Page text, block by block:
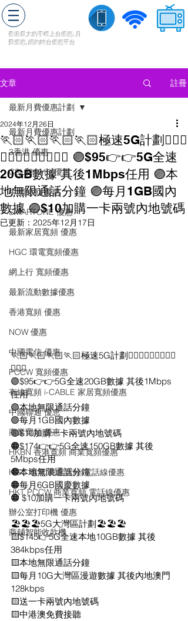
香港最大的手機上台優惠, 月
費優惠,續約轉台優惠平台
文章 註冊
最新月費優惠計劃
3香港 優惠
CSL和1010 優惠
中國移動 優惠
SMARTONE 優惠
最新家居寬頻 優惠
HGC 環電寬頻優惠
網上行 寬頻優惠
最新流動數據優惠
香港寬頻 優惠
NOW 優惠
中國電信 優惠
PCCW 寬頻優惠
有線寬頻 i-CABLE 家居寬頻優惠
中國聯通 優恵
商業寬頻 優恵
HKBN 香港寬頻 商業寬頻優惠
HGC 環電 商業寬頻 電話線優惠
HKT PCCW 商業寬頻 電話線優惠
辦公室打印機 優惠
商鋪智能收款機
最新月費優惠計劃
🏃🏻🏃🏻🏃🏻🏃🏻極速5G計劃🏃🏻‍♂️
🏃🏻‍♂️🏃🏻‍♂️🏃🏻‍♂️ 🟣$95👉👉5G全速
20GB數據 其後1Mbps任用 🟣本
地無限通話分鐘 🟣每月1GB國內
數據 🟣$10加購一卡兩號內地號碼
2024年12月26日
已更新： 2025年12月17日
🏃🏻🏃🏻🏃🏻🏃🏻極速5G計劃🏃🏻‍♂️🏃🏻‍♂️🏃🏻‍♂️
🏃🏻‍♂️
🟣$95👉👉5G全速20GB數據 其後1Mbps
任用
🟣本地無限通話分鐘
🟣每月1GB國內數據
🟣$10加購一卡兩號內地號碼
🟠$174👉👉5G全速150GB數據 其後
5Mbps任用
🟠本地無限通話分鐘
🟠每月6GB國慶數據
🟠 $10加購一卡兩號內地號碼
🏖️🏖️🏖️5G大灣區計劃🏖️🏖️🏖️
🟨$145👉5G全速本地10GB數據 其後
384kbps任用
🟨本地無限通話分鐘
🟨每月10G大灣區漫遊數據 其後內地澳門
128kbps
🟨送一卡兩號內地號碼
🟨中港澳免費接聽